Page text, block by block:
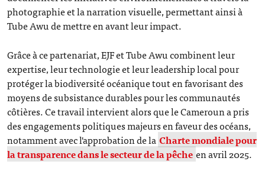
photographie et la narration visuelle, permettant ainsi à
Tube Awu de mettre en avant leur impact.
Grâce à ce partenariat, EJF et Tube Awu combinent leur
expertise, leur technologie et leur leadership local pour
protéger la biodiversité océanique tout en favorisant des
moyens de subsistance durables pour les communautés
côtières. Ce travail intervient alors que le Cameroun a pris
des engagements politiques majeurs en faveur des océans,
notamment avec l'approbation de la Charte mondiale pour
la transparence dans le secteur de la pêche en avril 2025.